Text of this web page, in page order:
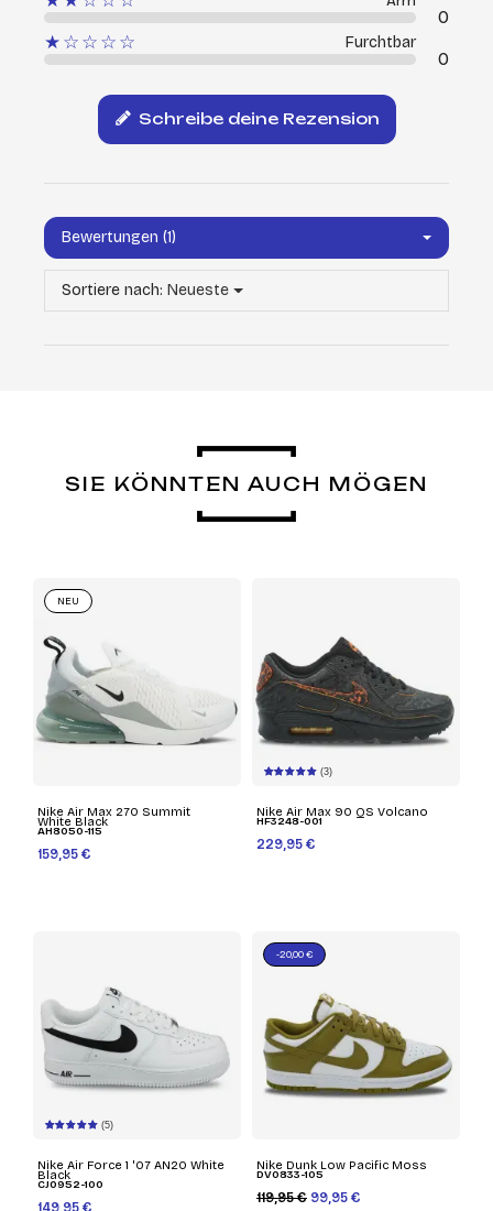
0
★☆☆☆☆
Furchtbar
0
Schreibe deine Rezension
Bewertungen (1)
Sortiere nach: Neueste
SIE KÖNNTEN AUCH MÖGEN
Nike Air Max 270 Summit
White Black
AH8050-115
159,95 €
NEU
(3)
Nike Air Max 90 QS Volcano
HF3248-001
229,95 €
(5)
Nike Air Force 1 '07 AN20 White
Black
CJ0952-100
149,95 €
Nike Dunk Low Pacific Moss
DV0833-105
119,95 € 99,95 €
-20,00 €